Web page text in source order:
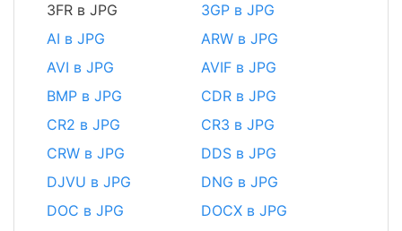
3FR в JPG
3GP в JPG
AI в JPG
ARW в JPG
AVI в JPG
AVIF в JPG
BMP в JPG
CDR в JPG
CR2 в JPG
CR3 в JPG
CRW в JPG
DDS в JPG
DJVU в JPG
DNG в JPG
DOC в JPG
DOCX в JPG